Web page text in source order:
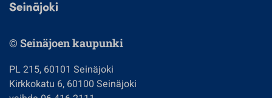
© Seinäjoen kaupunki
PL 215, 60101 Seinäjoki
Kirkkokatu 6, 60100 Seinäjoki